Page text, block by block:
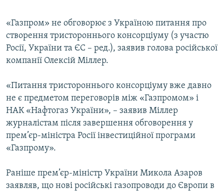
Усі сайти RFE/RL
«Газпром» не обговорює з Україною питання про
створення тристороннього консорціуму (з участю
Росії, України та ЄС – ред.), заявив голова російської
компанії Олексій Міллер.
«Питання тристороннього консорціуму вже давно
не є предметом переговорів між «Газпромом» і
НАК «Нафтогаз України», – заявив Міллер
журналістам після завершення обговорення у
прем’єр-міністра Росії інвестиційної програми
«Газпрому».
Раніше прем’єр-міністр України Микола Азаров
заявляв, що нові російські газопроводи до Європи в